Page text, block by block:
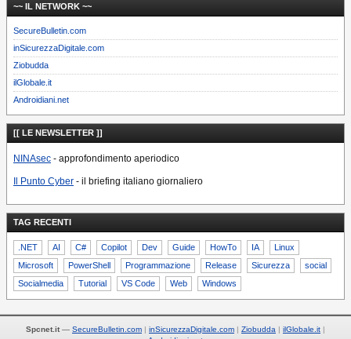
~~ IL NETWORK ~~
SecureBulletin.com
inSicurezzaDigitale.com
Ziobudda
ilGlobale.it
Androidiani.net
[[ LE NEWSLETTER ]]
NINAsec - approfondimento aperiodico
Il Punto Cyber - il briefing italiano giornaliero
TAG RECENTI
.NET AI C# Copilot Dev Guide HowTo IA
Linux
Microsoft
PowerShell Programmazione Release Sicurezza
social
Socialmedia
Tutorial VS Code Web Windows
Spcnet.it — SecureBulletin.com inSicurezzaDigitale.com Ziobudda
ilGlobale.it